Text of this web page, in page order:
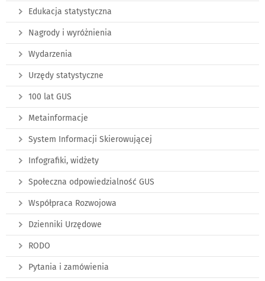
Edukacja statystyczna
Nagrody i wyróżnienia
Wydarzenia
Urzędy statystyczne
100 lat GUS
Metainformacje
System Informacji Skierowującej
Infografiki, widżety
Społeczna odpowiedzialność GUS
Współpraca Rozwojowa
Dzienniki Urzędowe
RODO
Pytania i zamówienia